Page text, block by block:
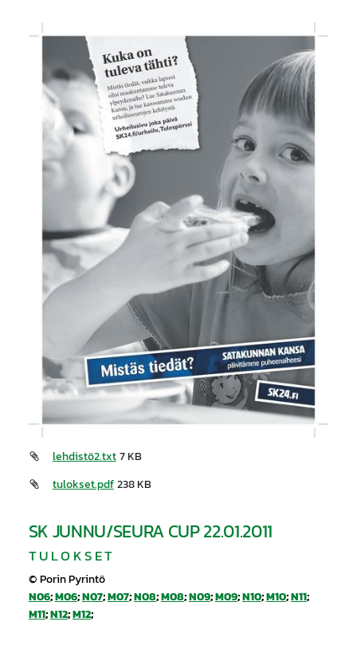
lehdistö2.txt 7 KB
tulokset.pdf 238 KB
SK JUNNU/SEURA CUP 22.01.2011
T U L O K S E T
© Porin Pyrintö
N06;M06;N07;M07;N08;M08;N09;M09;N10;M10;N11;
M11;N12;M12;